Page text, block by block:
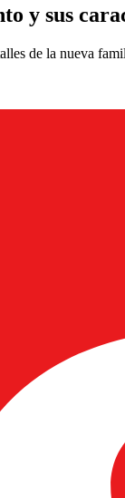
y sus
de la nueva